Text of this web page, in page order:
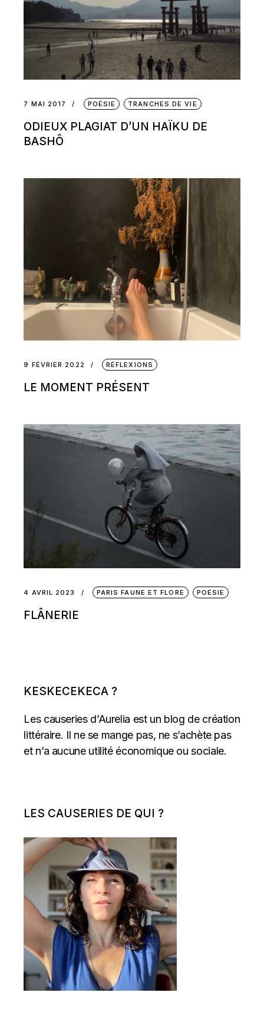
7 MAI 2017 POÉSIE TRANCHES DE VIE
‪ODIEUX PLAGIAT D’UN HAÏKU DE
BASHÔ
9 FÉVRIER 2022 RÉFLEXIONS
LE MOMENT PRÉSENT
4 AVRIL 2023 PARIS FAUNE ET FLORE POÉSIE
FLÂNERIE
KESKECEKECA ?
Les causeries d’Aurelia est un blog de création
littéraire. Il ne se mange pas, ne s’achète pas
et n’a aucune utilité économique ou sociale.
LES CAUSERIES DE QUI ?